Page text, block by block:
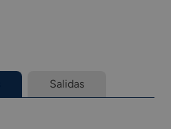
Salidas